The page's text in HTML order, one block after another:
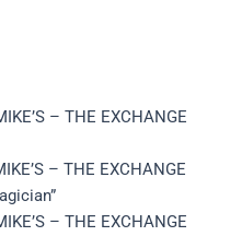
– THE EXCHANGE
– THE EXCHANGE
– THE EXCHANGE